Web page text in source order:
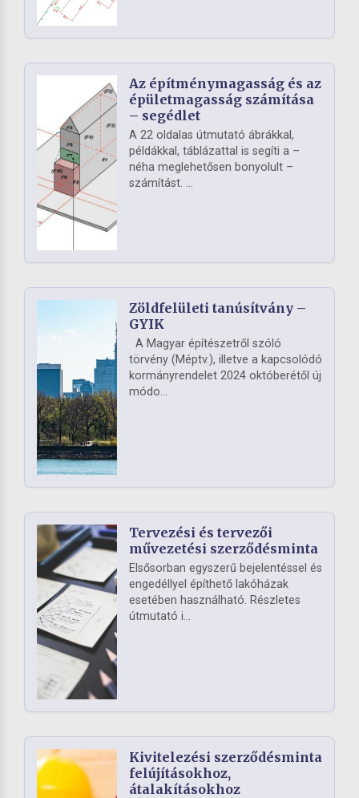
Az építménymagasság és az
épületmagasság számítása
– segédlet
A 22 oldalas útmutató ábrákkal,
példákkal, táblázattal is segíti a –
néha meglehetősen bonyolult –
számítást. ...
Zöldfelületi tanúsítvány –
GYIK
A Magyar építészetről szóló
törvény (Méptv.), illetve a kapcsolódó
kormányrendelet 2024 októberétől új
módo...
Tervezési és tervezői
művezetési szerződésminta
Elsősorban egyszerű bejelentéssel és
engedéllyel építhető lakóházak
esetében használható. Részletes
útmutató i...
Kivitelezési szerződésminta
felújításokhoz,
átalakításokhoz